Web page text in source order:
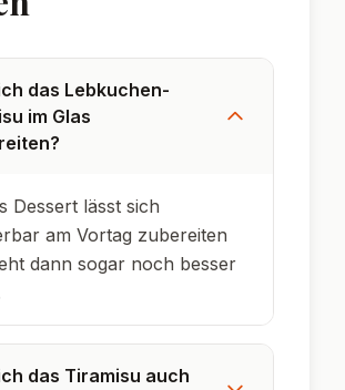
ist eine der ältesten
aus Nürnberg.
Tiramisu wurde erst in den
in Venetien erfunden.
ist eine moderne deutsche
sieht das Tiramisu nicht nur
sondern bleibt auch besonders